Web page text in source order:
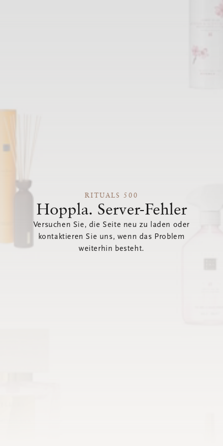
RITUALS 500
Hoppla. Server-Fehler
Versuchen Sie, die Seite neu zu laden oder
kontaktieren Sie uns, wenn das Problem
weiterhin besteht.